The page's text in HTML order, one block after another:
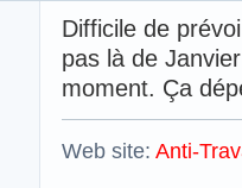
Difficile de
pas là de
moment. Ça
Web site: Anti-